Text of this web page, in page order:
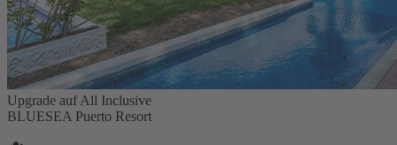
Upgrade auf All Inclusive
BLUESEA Puerto Resort